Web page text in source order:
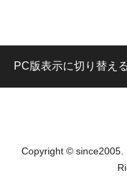
PC版表示に切り替える
Copyright © since2005.